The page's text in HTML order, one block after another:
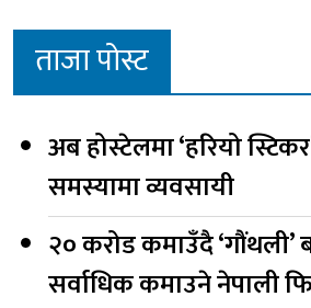
ताजा पोस्ट
अब होस्टेलमा ‘हरियो
समस्यामा व्यवसायी
२० करोड कमाउँदै ‘गौंथली’
सर्वाधिक कमाउने नेपाली